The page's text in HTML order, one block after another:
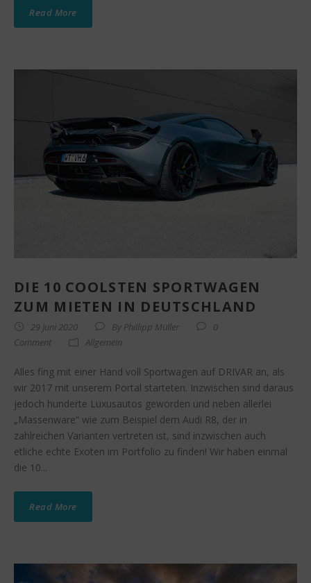
Read More
DIE 10 COOLSTEN SPORTWAGEN
ZUM MIETEN IN DEUTSCHLAND
29 Juni 2020 By Phillipp Müller
0
Comment
Allgemein
Alles fing mit einer Hand voll Sportwagen auf DRIVAR an, als
wir 2017 mit unserem Portal starteten. Inzwischen sind daraus
jedoch hunderte Luxusautos geworden und neben allerlei
„Massenware“ wie zum Beispiel dem Audi R8, der in
zahlreichen Varianten vertreten ist, sind inzwischen auch
etliche echte Exoten im Portfolio zu finden! Wir haben einmal
die 10...
Read More